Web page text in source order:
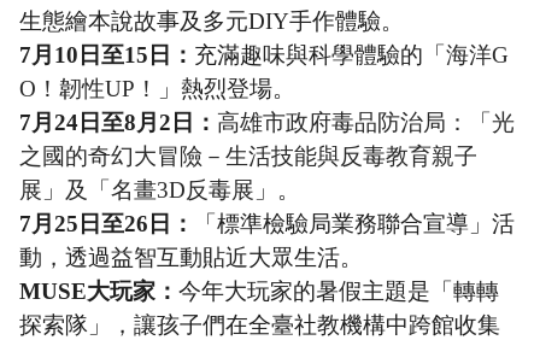
生態繪本說故事及多元DIY手作體驗。
7月10日至15日： 充滿趣味與科學體驗的「 海洋G
O！韌性UP！
」熱烈登場。
7月24日至8月2日： 高雄市政府毒品防治局：「光
之國的奇幻大冒險－生活技能與反毒教育親子
展」及「名畫3D反毒展」 。
7月25日至26日：
「標準檢驗局業務聯合宣導」活
動，透過益智互動貼近大眾生活。
MUSE大玩家： 今年大玩家的暑假主題是「轉轉
探索隊」，讓孩子們在全臺社教機構中跨館收集